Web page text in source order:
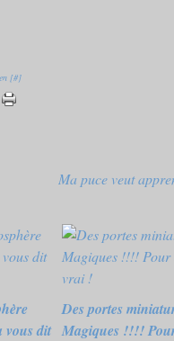
[#]
Ma puce veut
vous dit
Des portes
Magiques !!!!